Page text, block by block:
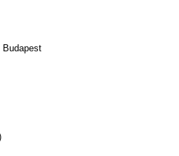
, Budapest